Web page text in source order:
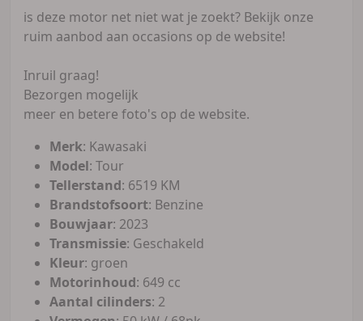
is deze motor net niet wat je zoekt? Bekijk onze
ruim aanbod aan occasions op de website!
Inruil graag!
Bezorgen mogelijk
meer en betere foto's op de website.
Merk: Kawasaki
Model: Tour
Tellerstand: 6519 KM
Brandstofsoort: Benzine
Bouwjaar: 2023
Transmissie: Geschakeld
Kleur: groen
Motorinhoud: 649 cc
Aantal cilinders: 2